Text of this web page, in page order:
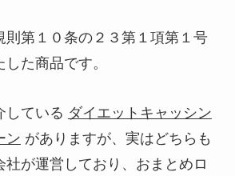
則第１０条の２３第１項第１号
た商品です。
している ダイエットキャッシン
ン がありますが、実はどちらも
社が運営しており、おまとめロ